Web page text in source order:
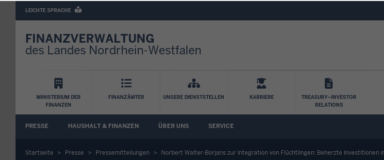
Sprachen
LEICHTE SPRACHE
FINANZVERWALTUNG
des Landes Nordrhein-Westfalen
Hauptnavigation
MINISTERIUM DER
FINANZEN
FINANZÄMTER UNSERE DIENSTSTELLEN KARRIERE
TREASURY–INVESTOR
RELATIONS
PRESSE HAUSHALT & FINANZEN ÜBER UNS SERVICE
Startseite Presse Pressemitteilungen Norbert Walter-Borjans zur Integration von Flüchtlingen: Beherzte Investitionen